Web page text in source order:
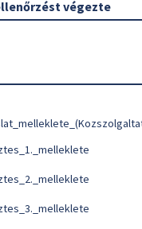
végezte